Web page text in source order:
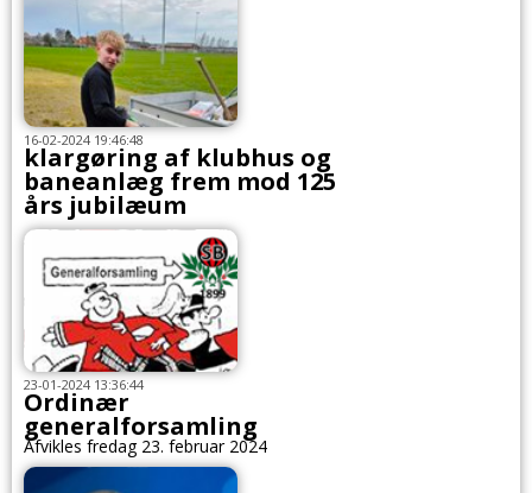
16-02-2024 19:46:48
klargøring af klubhus og
baneanlæg frem mod 125
års jubilæum
23-01-2024 13:36:44
Ordinær
generalforsamling
Afvikles fredag 23. februar 2024